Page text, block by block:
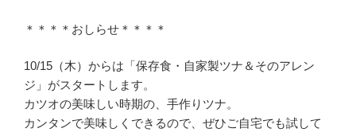
＊＊＊＊おしらせ＊＊＊＊
10/15（木）からは「保存食・自家製ツナ＆そのアレン
ジ」がスタートします。
カツオの美味しい時期の、手作りツナ。
カンタンで美味しくできるので、ぜひご自宅でも試して